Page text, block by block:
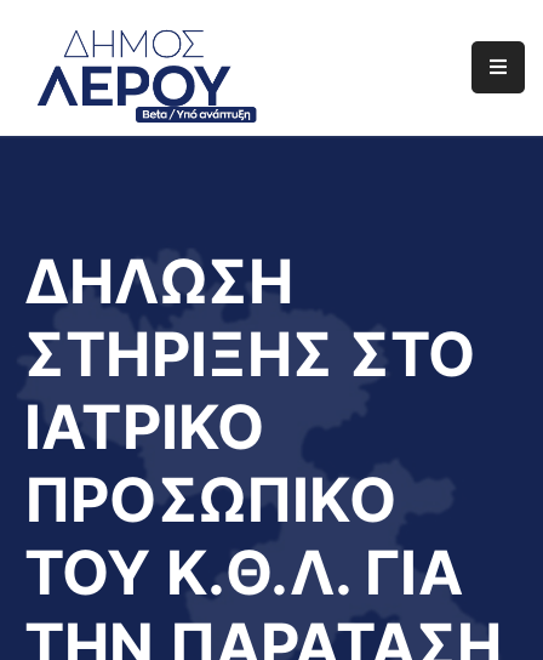
Αρχική
Διαφάνεια
Το
Νησί
Μας
ΔΗΛΩΣΗ
ΣΤΗΡΙΞΗΣ ΣΤΟ
ΙΑΤΡΙΚΟ
ΠΡΟΣΩΠΙΚΟ
ΤΟΥ Κ.Θ.Λ. ΓΙΑ
ΤΗΝ ΠΑΡΑΤΑΣΗ